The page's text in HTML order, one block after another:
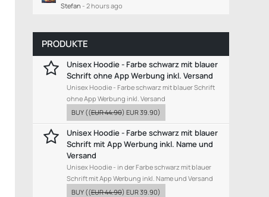
Stefan - 2 hours ago
PRODUKTE
Unisex Hoodie - Farbe schwarz mit blauer
Schrift ohne App Werbung inkl. Versand
Unisex Hoodie - Farbe schwarz mit blauer Schrift
ohne App Werbung inkl. Versand
BUY ((EUR 44.90) EUR 39.90)
Unisex Hoodie - Farbe schwarz mit blauer
Schrift mit App Werbung inkl. Name und
Versand
Unisex Hoodie - in der Farbe schwarz mit blauer
Schrift mit App Werbung inkl. Name und Versand
BUY ((EUR 44.90) EUR 39.90)